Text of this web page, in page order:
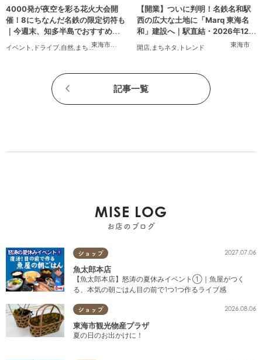
東海市大府市 東浦町 ,半田市,美浜町
4000発が夜空を彩る花火大会開
催！8にちなんだ名鉄の限定切符も
｜今週末、知多半島でおすすめの
プラン【8/8(土)・9(日)】
イベント , ドライブ,自然, まちネタ ,季節ネタ 親子,家族 東海市
【開業】ついに判明！名鉄名和駅
西の広大な土地に「Marq 東海名
和」建設へ｜駅直結・2026年12月
着工予定
開店, まちネタ , トレンド
記事一覧
MISE LOG
お店のブログ
ショップ 2027.07.06
魚太郎本店
【魚太郎本店】怒涛の夏休みイベント①｜魚屋がつく
る、本気の朝ごはん目の前で1つ1つ作るライブ感
ショップ 2026.08.06
東海市観光物産プラザ
夏の日のお出かけに！